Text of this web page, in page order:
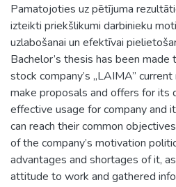
Pamatojoties uz pētījuma
izteikti priekšlikumi darbinieku
uzlabošanai un efektīvai
Bachelor’s thesis has been
stock company’s „LAIMA”
make proposals and offers for its
effective usage for company and
can reach their common
of the company’s motivation
advantages and shortages of it,
attitude to work and gathered